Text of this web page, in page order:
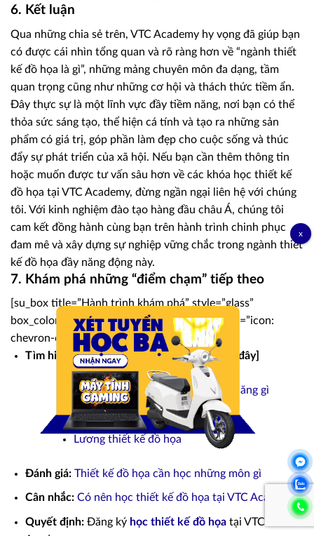
6. Kết luận
Qua những chia sẻ trên, VTC Academy hy vọng đã giúp bạn
có được cái nhìn tổng quan và rõ ràng hơn về “ngành thiết
kế đồ họa là gì”, những mảng chuyên môn đa dạng, tầm
quan trọng cũng như những cơ hội và thách thức tiềm ẩn.
Đây thực sự là một lĩnh vực đầy tiềm năng, nơi bạn có thể
thỏa sức sáng tạo, thể hiện cá tính và tạo ra những sản
phẩm có giá trị, góp phần làm đẹp cho cuộc sống và thúc
đẩy sự phát triển của xã hội. Nếu bạn cần thêm thông tin
hoặc muốn được tư vấn sâu hơn về các khóa học thiết kế
đồ họa tại VTC Academy, đừng ngần ngại liên hệ với chúng
tôi. Với kinh nghiệm đào tạo hàng đầu châu Á, chúng tôi
cam kết đồng hành cùng bạn trên hành trình chinh phục
đam mê và xây dựng sự nghiệp vững chắc trong ngành thiết
kế đồ họa đầy năng động này.
7. Khám phá những “điểm chạm” tiếp theo
[su_box title=”Hành trình khám phá” style=”glass”
box_color=”#203E7D” radius=”5″] [su_list icon=”icon:
chevron-circle-right” icon_color=”#203E7D”]
Tìm hiểu: Thiết kế đồ họa là gì[Bạn đang ở đây]
Ngành thiết kế đồ họa cần có kỹ năng gì
Học thiết kế đồ họa ra làm gì
Lương thiết kế đồ họa
Đánh giá: Thiết kế đồ họa cần học những môn gì
Cân nhắc: Có nên học thiết kế đồ họa tại VTC Academy
Quyết định:Đăng ký học thiết kế đồ họatại VTC